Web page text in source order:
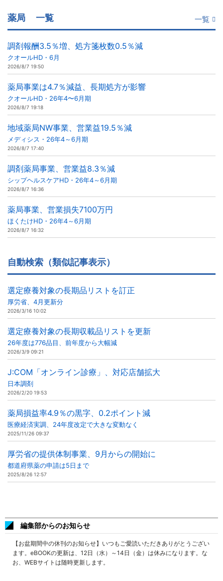
薬局 一覧 一覧
調剤報酬3.5％増、処方箋枚数0.5％減
クオールHD・6月
2026/8/7 19:50
薬局事業は4.7％減益、長期処方が影響
クオールHD・26年4〜6月期
2026/8/7 19:18
地域薬局NW事業、営業益19.5％減
メディシス・26年4～6月期
2026/8/7 17:40
調剤薬局事業、営業益8.3％減
シップヘルスケアHD・26年4～6月期
2026/8/7 16:36
薬局事業、営業損失7100万円
ほくたけHD・26年4～6月期
2026/8/7 16:32
自動検索（類似記事表示）
選定療養対象の長期品リストを訂正
厚労省、4月更新分
2026/3/16 10:02
選定療養対象の長期収載品リストを更新
26年度は776品目、前年度から大幅減
2026/3/9 09:21
J:COM「オンライン診療」、対応店舗拡大
日本調剤
2026/2/20 19:53
薬局損益率4.9％の黒字、0.2ポイント減
医療経済実調、24年度改定で大きな変動なく
2025/11/26 09:37
厚労省の提供体制事業、9月からの開始に
都道府県薬の申請は5日まで
2025/8/26 12:57
編集部からのお知らせ
【お盆期間中の休刊のお知らせ】いつもご愛読いただきありがとうござい
ます。eBOOKの更新は、12日（水）～14日（金）は休みになります。な
お、WEBサイトは随時更新します。